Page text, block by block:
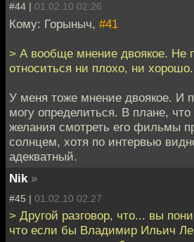
#44 | 01.02.10 02:26
Кому: Горыныч, #41
> А вообще мнение двоякое. Не
относиться ни плохо, ни хорошо.
У меня тоже мнение двоякое. И
могу определиться. В плане, что
желания смотреть его фильмы
солнцем, хотя по интервью
адекватный.
Nik »
#45 | 01.02.10 02:27
> Другой разговор, что... вы
что если бы Владимир Ильич